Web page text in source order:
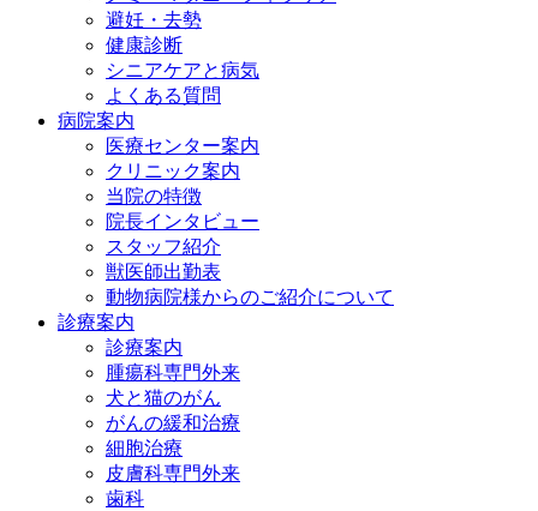
避妊・去勢
健康診断
シニアケアと病気
よくある質問
病院案内
医療センター案内
クリニック案内
当院の特徴
院長インタビュー
スタッフ紹介
獣医師出勤表
動物病院様からのご紹介について
診療案内
診療案内
腫瘍科専門外来
犬と猫のがん
がんの緩和治療
細胞治療
皮膚科専門外来
歯科